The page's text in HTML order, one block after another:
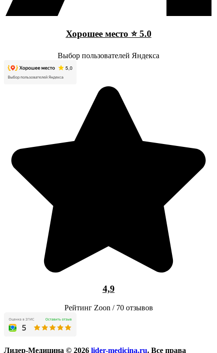
Хорошее место ⭐ 5.0
Выбор пользователей Яндекса
4,9
Рейтинг Zoon / 70 отзывов
Лидер-Медицина © 2026 lider-medicina.ru. Все права